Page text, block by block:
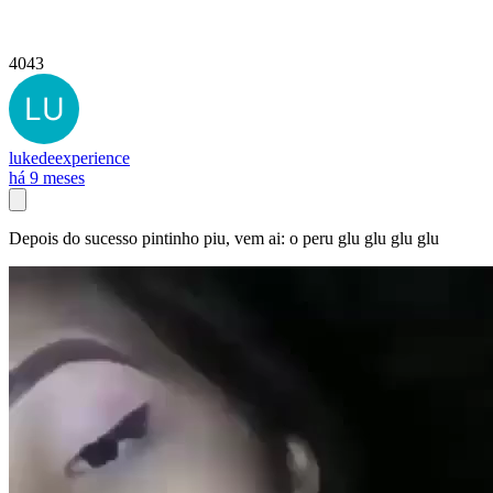
4043
lukedeexperience
há 9 meses
Depois do sucesso pintinho piu, vem ai: o peru glu glu glu glu